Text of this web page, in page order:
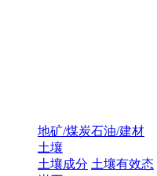
地矿/煤炭石油/建材
土壤
土壤成分 土壤有效态